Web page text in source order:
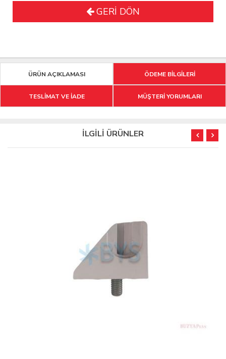
GERİ DÖN
ÜRÜN AÇIKLAMASI ÖDEME BİLGİLERİ
TESLİMAT VE İADE MÜŞTERİ YORUMLARI
İLGİLİ ÜRÜNLER